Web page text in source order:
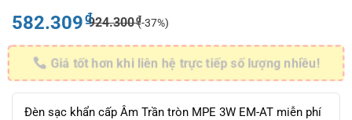
582.309₫924.300₫(-37%)
Giá tốt hơn khi liên hệ trực tiếp số lượng nhiều!
Đèn sạc khẩn cấp Âm Trần tròn MPE 3W EM-AT miễn phí